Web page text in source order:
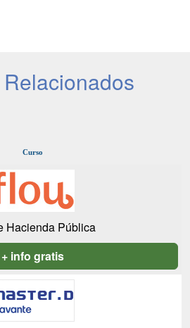
Curso
Hacienda Pública
+ info gratis